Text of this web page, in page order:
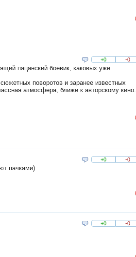
+0 -0
пацанский боевик, каковых уже
поворотов и заранее известных
атмосфера, ближе к авторскому кино.
+0 -0
пачками)
+0 -0